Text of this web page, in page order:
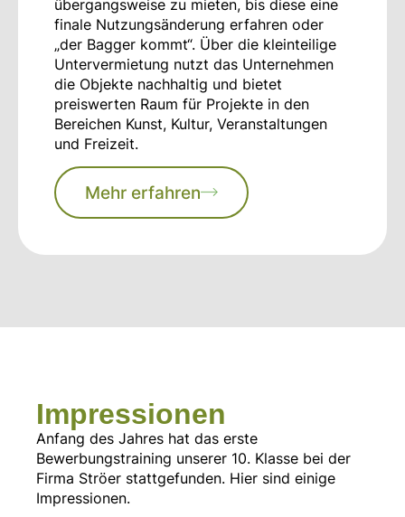
übergangsweise zu mieten, bis diese eine
finale Nutzungsänderung erfahren oder
„der Bagger kommt“. Über die kleinteilige
Untervermietung nutzt das Unternehmen
die Objekte nachhaltig und bietet
preiswerten Raum für Projekte in den
Bereichen Kunst, Kultur, Veranstaltungen
und Freizeit.
Mehr erfahren
Impressionen
Anfang des Jahres hat das erste
Bewerbungstraining unserer 10. Klasse bei der
Firma Ströer stattgefunden. Hier sind einige
Impressionen.